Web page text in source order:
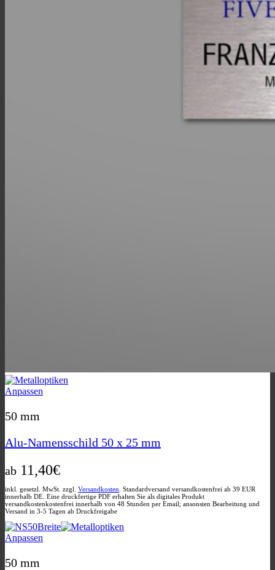
Anpassen
auf.
Optionen
auf
der
Produktseite
gewählt
werden
50 mm
Alu-Namensschild 50 x 25 mm
ab 11,40€
inkl. gesetzl. MwSt. zzgl. Versandkosten . Standardversand versandkostenfrei ab 39 EUR
innerhalb DE. Eine druckfertige PDF erhalten Sie als digitales Produkt
versandkostenkostenfrei innerhalb von 48 Stunden per Email; ansonsten Bearbeitung und
Versand in 3-5 Tagen ab Druckfreigabe
Anpassen
50 mm